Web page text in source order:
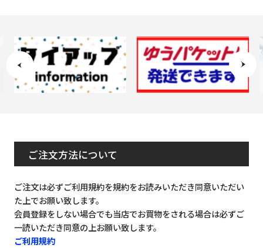
ご注文方法について
ご注文は必ずご利用規約を規約をお読みいただき同意いただい
た上でお願い致します。
会員登録をしない場合でも当店でお買物をされる場合は必ずご
一読いただき同意の上お願い致します。
ご利用規約